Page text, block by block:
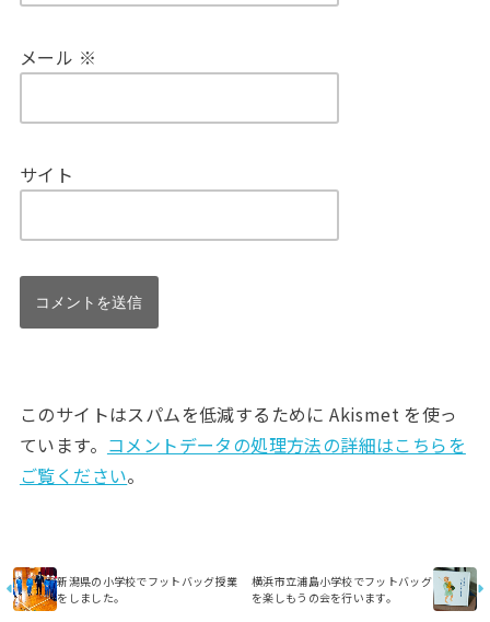
メール ※
サイト
このサイトはスパムを低減するために Akismet を使っ
ています。 コメントデータの処理方法の詳細はこちらを
ご覧ください。
新潟県の小学校でフットバッグ授業
をしました。
横浜市立浦島小学校でフットバッグ
を楽しもうの会を行います。